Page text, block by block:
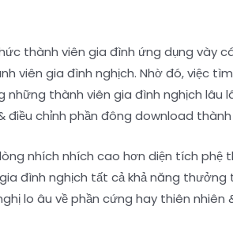
thành viên gia đình ứng dụng vày
viên gia đình nghịch. Nhờ đó, việc
thành viên gia đình nghịch lâu
chỉnh phần đông download
nhích nhích cao hơn diện tích phệ
đình nghịch tất cả khả năng thưởng
lo âu về phần cứng hay thiên